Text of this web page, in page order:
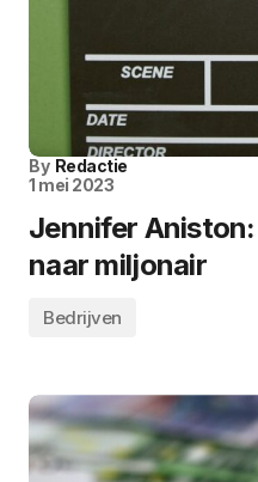
By Redactie
1 mei 2023
Jennifer
naar miljonair
Bedrijven